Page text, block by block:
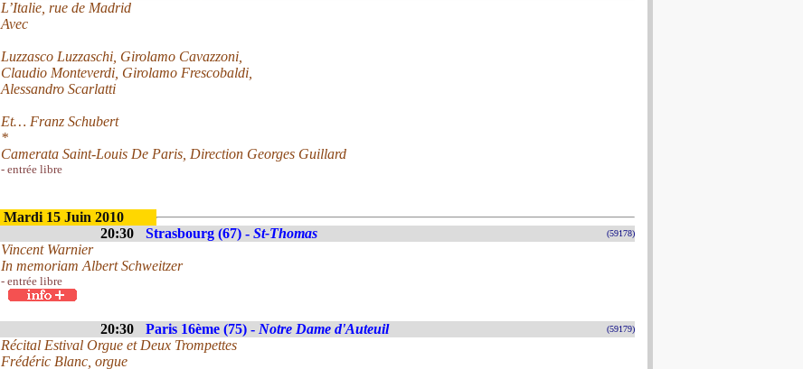
L’Italie, rue de Madrid
Avec
Luzzasco Luzzaschi, Girolamo Cavazzoni,
Claudio Monteverdi, Girolamo Frescobaldi,
Alessandro Scarlatti
Et… Franz Schubert
*
Camerata Saint-Louis De Paris, Direction Georges Guillard
- entrée libre
Mardi 15 Juin 2010
20:30
Strasbourg (67) - St-Thomas (59178)
Vincent Warnier
In memoriam Albert Schweitzer
- entrée libre
20:30 Paris 16ème (75) - Notre Dame d'Auteuil (59179)
Récital Estival Orgue et Deux Trompettes
Frédéric Blanc, orgue